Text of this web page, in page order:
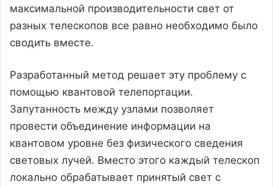
максимальной производительности свет от
разных телескопов все равно необходимо было
сводить вместе.
Разработанный метод решает эту проблему с
помощью квантовой телепортации.
Запутанность между узлами позволяет
провести объединение информации на
квантовом уровне без физического сведения
световых лучей. Вместо этого каждый телескоп
локально обрабатывает принятый свет с